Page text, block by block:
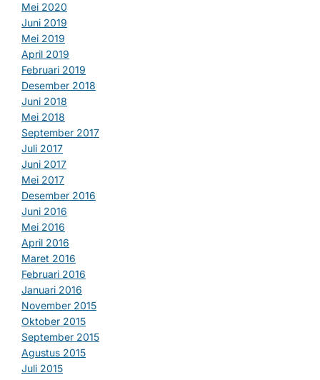
Mei 2020
Juni 2019
Mei 2019
April 2019
Februari 2019
Desember 2018
Juni 2018
Mei 2018
September 2017
Juli 2017
Juni 2017
Mei 2017
Desember 2016
Juni 2016
Mei 2016
April 2016
Maret 2016
Februari 2016
Januari 2016
November 2015
Oktober 2015
September 2015
Agustus 2015
Juli 2015